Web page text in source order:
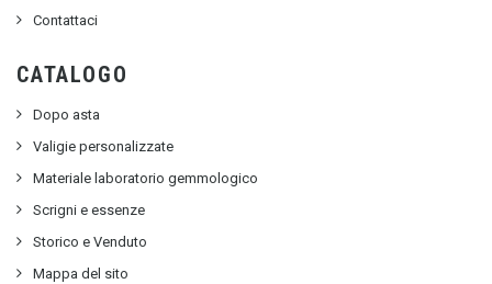
Contattaci
CATALOGO
Dopo asta
Valigie personalizzate
Materiale laboratorio gemmologico
Scrigni e essenze
Storico e Venduto
Mappa del sito